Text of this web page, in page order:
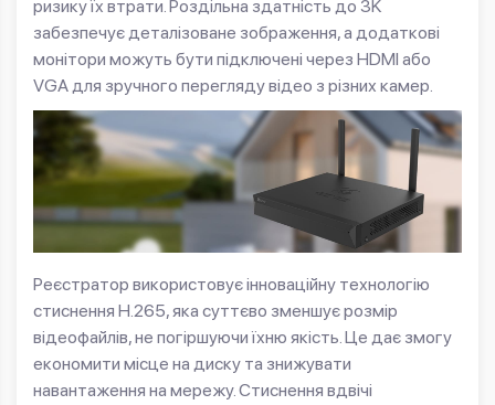
ризику їх втрати. Роздільна здатність до 3K
забезпечує деталізоване зображення, а додаткові
монітори можуть бути підключені через HDMI або
VGA для зручного перегляду відео з різних камер.
Реєстратор використовує інноваційну технологію
стиснення H.265, яка суттєво зменшує розмір
відеофайлів, не погіршуючи їхню якість. Це дає змогу
економити місце на диску та знижувати
навантаження на мережу. Стиснення вдвічі